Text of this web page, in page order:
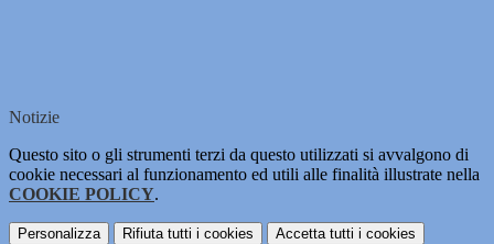
Notizie
Questo sito o gli strumenti terzi da questo utilizzati si avvalgono di
cookie necessari al funzionamento ed utili alle finalità illustrate nella
COOKIE POLICY.
Personalizza Rifiuta tutti i cookies Accetta tutti i cookies